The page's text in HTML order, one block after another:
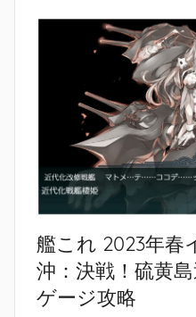
艦これ 2023年春
沖：決戦！硫黄
ゲージ攻略